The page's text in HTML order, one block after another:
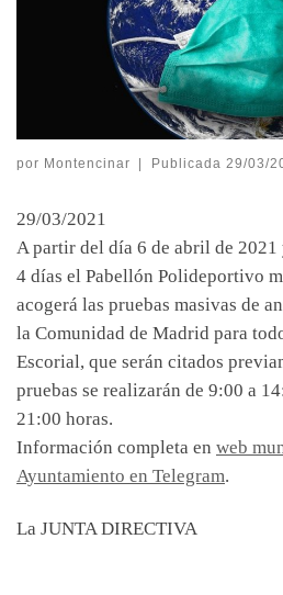
por Montencinar Publicada 29/03/
29/03/2021
A partir del día 6 de abril de
4 días el Pabellón Polideportivo
acogerá las pruebas masivas de
la Comunidad de Madrid para
Escorial, que serán citados
pruebas se realizarán de 9:00 a
21:00 horas.
Información completa en web
Ayuntamiento en Telegram.
La JUNTA DIRECTIVA